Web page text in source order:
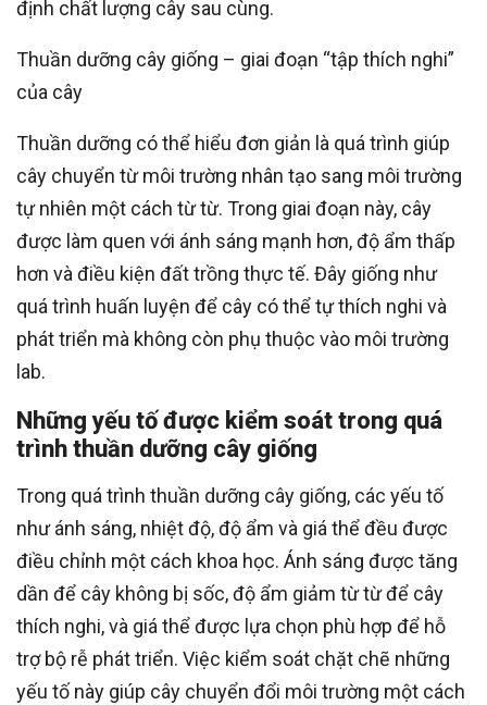
định chất lượng cây sau cùng.
Thuần dưỡng cây giống – giai đoạn “tập thích nghi”
của cây
Thuần dưỡng có thể hiểu đơn giản là quá trình giúp
cây chuyển từ môi trường nhân tạo sang môi trường
tự nhiên một cách từ từ. Trong giai đoạn này, cây
được làm quen với ánh sáng mạnh hơn, độ ẩm thấp
hơn và điều kiện đất trồng thực tế. Đây giống như
quá trình huấn luyện để cây có thể tự thích nghi và
phát triển mà không còn phụ thuộc vào môi trường
lab.
Những yếu tố được kiểm soát trong quá
trình thuần dưỡng cây giống
Trong quá trình thuần dưỡng cây giống, các yếu tố
như ánh sáng, nhiệt độ, độ ẩm và giá thể đều được
điều chỉnh một cách khoa học. Ánh sáng được tăng
dần để cây không bị sốc, độ ẩm giảm từ từ để cây
thích nghi, và giá thể được lựa chọn phù hợp để hỗ
trợ bộ rễ phát triển. Việc kiểm soát chặt chẽ những
yếu tố này giúp cây chuyển đổi môi trường một cách